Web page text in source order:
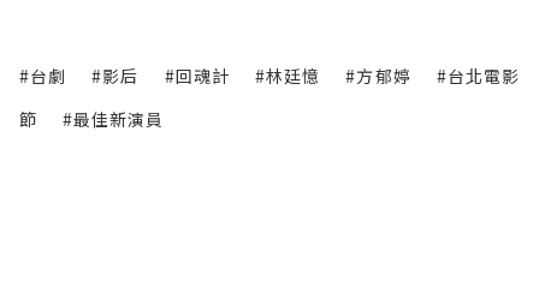
#台劇 #影后 #回魂計 #林廷憶 #方郁婷
#台北電影
節
#最佳新演員